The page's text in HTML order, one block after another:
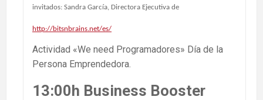
invitados: Sandra García, Directora Ejecutiva de
http://bitsnbrains.net/es/
Actividad «We need Programadores» Día de la
Persona Emprendedora.
13:00h Business Booster